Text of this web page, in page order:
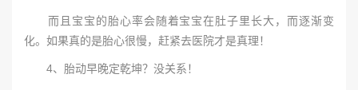
而且宝宝的胎心率会随着宝宝在肚子里长大，而逐渐变
化。如果真的是胎心很慢，赶紧去医院才是真理！
4、胎动早晚定乾坤？没关系！